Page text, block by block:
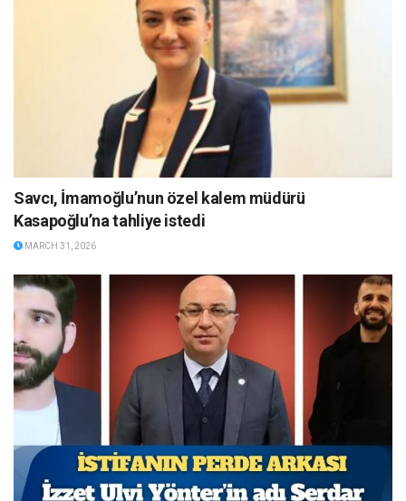
Savcı, İmamoğlu’nun özel kalem müdürü
Kasapoğlu’na tahliye istedi
MARCH 31, 2026